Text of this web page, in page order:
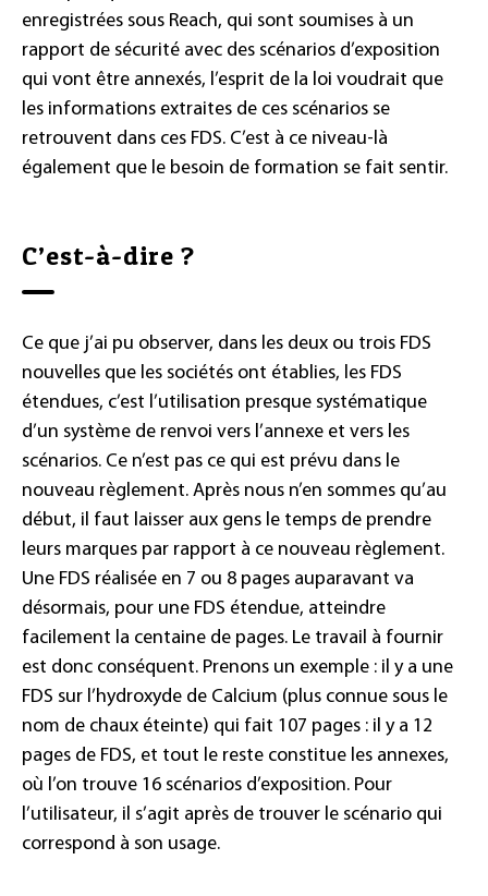
enregistrées sous Reach, qui sont soumises à un
rapport de sécurité avec des scénarios d’exposition
qui vont être annexés, l’esprit de la loi voudrait que
les informations extraites de ces scénarios se
retrouvent dans ces FDS. C’est à ce niveau-là
également que le besoin de formation se fait sentir.
C’est-à-dire ?
Ce que j’ai pu observer, dans les deux ou trois FDS
nouvelles que les sociétés ont établies, les FDS
étendues, c’est l’utilisation presque systématique
d’un système de renvoi vers l’annexe et vers les
scénarios. Ce n’est pas ce qui est prévu dans le
nouveau règlement. Après nous n’en sommes qu’au
début, il faut laisser aux gens le temps de prendre
leurs marques par rapport à ce nouveau règlement.
Une FDS réalisée en 7 ou 8 pages auparavant va
désormais, pour une FDS étendue, atteindre
facilement la centaine de pages. Le travail à fournir
est donc conséquent. Prenons un exemple : il y a une
FDS sur l’hydroxyde de Calcium (plus connue sous le
nom de chaux éteinte) qui fait 107 pages : il y a 12
pages de FDS, et tout le reste constitue les annexes,
où l’on trouve 16 scénarios d’exposition. Pour
l’utilisateur, il s’agit après de trouver le scénario qui
correspond à son usage.